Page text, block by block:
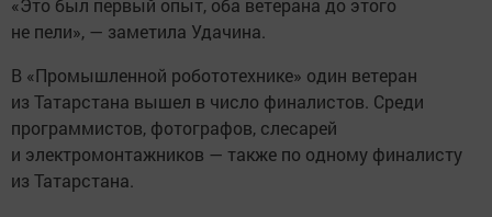
не пели», — заметила Удачина.
В «Промышленной робототехнике» один ветеран
из Татарстана вышел в число финалистов. Среди
программистов, фотографов, слесарей
и электромонтажников — также по одному финалисту
из Татарстана.